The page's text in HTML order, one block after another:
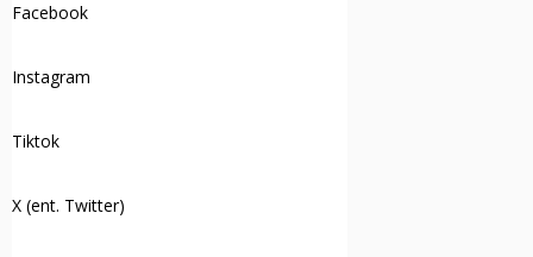
Facebook
Instagram
Tiktok
X (ent. Twitter)